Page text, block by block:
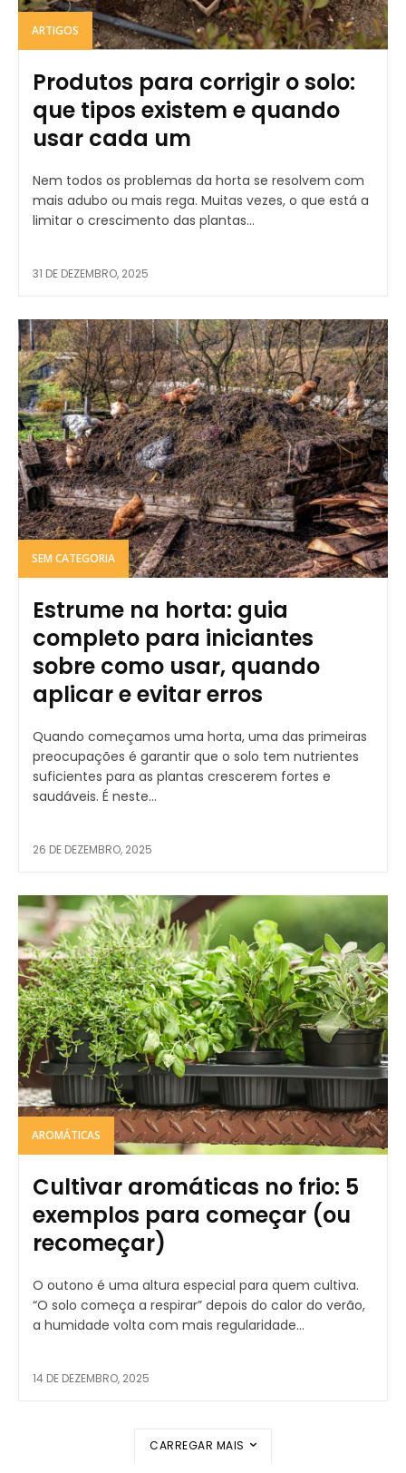
ARTIGOS
Produtos para corrigir o solo:
que tipos existem e quando
usar cada um
Nem todos os problemas da horta se resolvem com
mais adubo ou mais rega. Muitas vezes, o que está a
limitar o crescimento das plantas...
31 DE DEZEMBRO, 2025
SEM CATEGORIA
Estrume na horta: guia
completo para iniciantes
sobre como usar, quando
aplicar e evitar erros
Quando começamos uma horta, uma das primeiras
preocupações é garantir que o solo tem nutrientes
suficientes para as plantas crescerem fortes e
saudáveis. É neste...
26 DE DEZEMBRO, 2025
AROMÁTICAS
Cultivar aromáticas no frio: 5
exemplos para começar (ou
recomeçar)
O outono é uma altura especial para quem cultiva.
“O solo começa a respirar” depois do calor do verão,
a humidade volta com mais regularidade...
14 DE DEZEMBRO, 2025
CARREGAR MAIS